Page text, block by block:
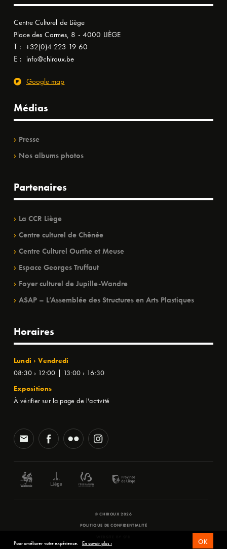
Centre Culturel de Liège
Place des Carmes, 8 - 4000 LIÈGE
T : +32(0)4 223 19 60
E : info@chiroux.be
Google map
Médias
Presse
Nos albums photos
Partenaires
La CCR Liège
Centre culturel de Chênée
Centre Culturel Ourthe et Meuse
Espace Georges Truffaut
Foyer culturel de Jupille-Wandre
ASAP – L’Assemblée des Structures en Arts Plastiques
Horaires
Lundi › Vendredi
08:30 › 12:00 | 13:00 › 16:30
Expositions
À vérifier sur la page de l'activité
© CHIROUX 2026
POLITIQUE DE CONFIDENTIALITÉ
Pour améliorer votre expérience. En savoir plus › OK